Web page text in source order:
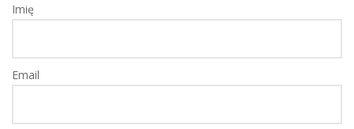
Imię
Email